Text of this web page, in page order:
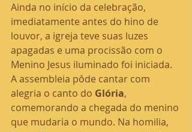
Ainda no início da celebração,
imediatamente antes do hino de
louvor, a igreja teve suas luzes
apagadas e uma procissão com o
Menino Jesus iluminado foi iniciada.
A assembleia pôde cantar com
alegria o canto do Glória,
comemorando a chegada do menino
que mudaria o mundo. Na homilia,